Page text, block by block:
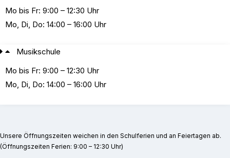
Mo bis Fr: 9:00 – 12:30 Uhr
Mo, Di, Do: 14:00 – 16:00 Uhr
Musikschule
Mo bis Fr: 9:00 – 12:30 Uhr
Mo, Di, Do: 14:00 – 16:00 Uhr
Unsere Öffnungszeiten weichen in den Schulferien und an Feiertagen ab.
(Öffnungszeiten Ferien: 9:00 – 12:30 Uhr)